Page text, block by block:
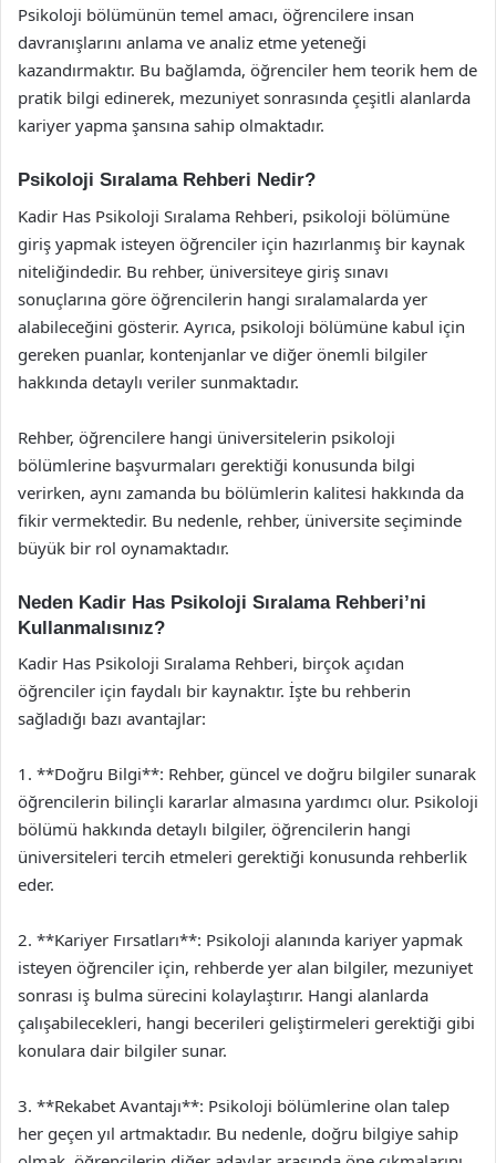
Psikoloji bölümünün temel amacı, öğrencilere insan
davranışlarını anlama ve analiz etme yeteneği
kazandırmaktır. Bu bağlamda, öğrenciler hem teorik hem de
pratik bilgi edinerek, mezuniyet sonrasında çeşitli alanlarda
kariyer yapma şansına sahip olmaktadır.
Psikoloji Sıralama Rehberi Nedir?
Kadir Has Psikoloji Sıralama Rehberi, psikoloji bölümüne
giriş yapmak isteyen öğrenciler için hazırlanmış bir kaynak
niteliğindedir. Bu rehber, üniversiteye giriş sınavı
sonuçlarına göre öğrencilerin hangi sıralamalarda yer
alabileceğini gösterir. Ayrıca, psikoloji bölümüne kabul için
gereken puanlar, kontenjanlar ve diğer önemli bilgiler
hakkında detaylı veriler sunmaktadır.
Rehber, öğrencilere hangi üniversitelerin psikoloji
bölümlerine başvurmaları gerektiği konusunda bilgi
verirken, aynı zamanda bu bölümlerin kalitesi hakkında da
fikir vermektedir. Bu nedenle, rehber, üniversite seçiminde
büyük bir rol oynamaktadır.
Neden Kadir Has Psikoloji Sıralama Rehberi’ni
Kullanmalısınız?
Kadir Has Psikoloji Sıralama Rehberi, birçok açıdan
öğrenciler için faydalı bir kaynaktır. İşte bu rehberin
sağladığı bazı avantajlar:
1. **Doğru Bilgi**: Rehber, güncel ve doğru bilgiler sunarak
öğrencilerin bilinçli kararlar almasına yardımcı olur. Psikoloji
bölümü hakkında detaylı bilgiler, öğrencilerin hangi
üniversiteleri tercih etmeleri gerektiği konusunda rehberlik
eder.
2. **Kariyer Fırsatları**: Psikoloji alanında kariyer yapmak
isteyen öğrenciler için, rehberde yer alan bilgiler, mezuniyet
sonrası iş bulma sürecini kolaylaştırır. Hangi alanlarda
çalışabilecekleri, hangi becerileri geliştirmeleri gerektiği gibi
konulara dair bilgiler sunar.
3. **Rekabet Avantajı**: Psikoloji bölümlerine olan talep
her geçen yıl artmaktadır. Bu nedenle, doğru bilgiye sahip